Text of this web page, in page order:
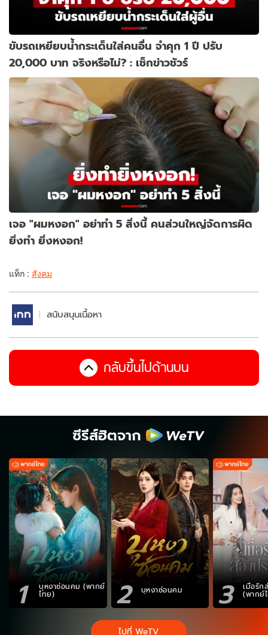
ขับรถเหยียบน้ำกระเด็นใส่คนอื่น จำคุก 1 ปี ปรับ
20,000 บาท จริงหรือไม่? : เช็กข่าวชัวร์
เจอ "ผมหงอก" อย่าทำ 5 สิ่งนี้ คนส่วนใหญ่จัดการผิด
ยิ่งทำ ยิ่งหงอก!
แท็ก : สังคม
สนับสนุนเนื้อหา
กลับขึ้นไปด้านบน
ซีรีส์ฮิตจาก
1 บุหงาซ่อนคม (พากย์
ไทย) 2 บุหงาซ่อนคม 3 เมื่อรัก
(พากย์
ไปที่ WeTV